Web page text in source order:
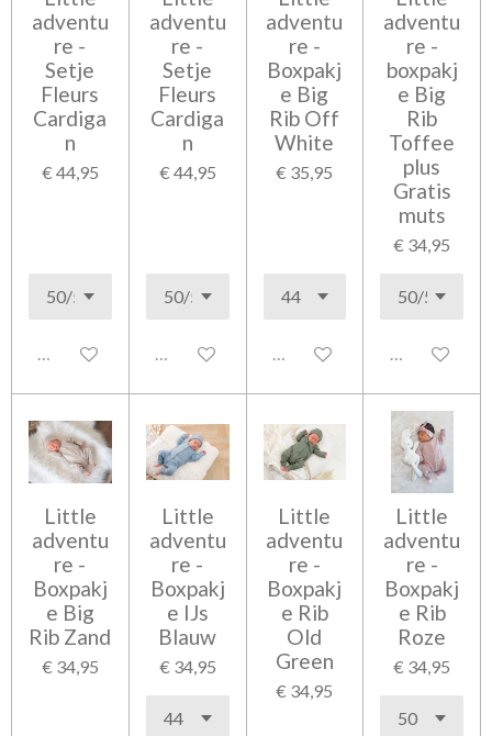
adventu
re -
Setje
Fleurs
Cardiga
n
€ 44,95
Uitgeschakeld
adventu
re -
Setje
Fleurs
Cardiga
n
€ 44,95
Uitgeschakeld
adventu
re -
Boxpakj
e Big
Rib Off
White
€ 35,95
Uitgeschakeld
adventu
re -
boxpakj
e Big
Rib
Toffee
plus
Gratis
muts
€ 34,95
Little
adventu
re -
Boxpakj
e Big
Rib Zand
€ 34,95
Little
adventu
re -
Boxpakj
e IJs
Blauw
€ 34,95
Little
adventu
re -
Boxpakj
e Rib
Old
Green
€ 34,95
Little
adventu
re -
Boxpakj
e Rib
Roze
€ 34,95